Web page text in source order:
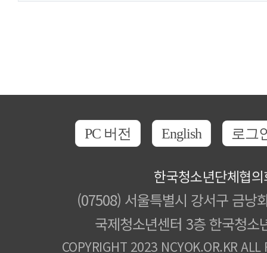
PC 버전 English 로그
한국청소년단체협
(07508) 서울특별시 강서구 금낭
국제청소년센터 3층 한국청소
COPYRIGHT 2023 NCYOK.OR.KR ALL